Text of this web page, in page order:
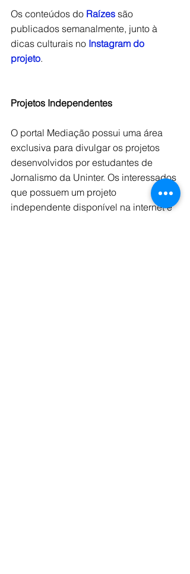
Os conteúdos do Raízes são
publicados semanalmente, junto à
dicas culturais no Instagram do
projeto.
Projetos Independentes
O portal Mediação possui uma área
exclusiva para divulgar os projetos
desenvolvidos por estudantes de
Jornalismo da Uninter. Os interessados
que possuem um projeto
independente disponível na internet e